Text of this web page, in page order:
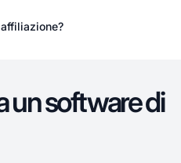
un software di